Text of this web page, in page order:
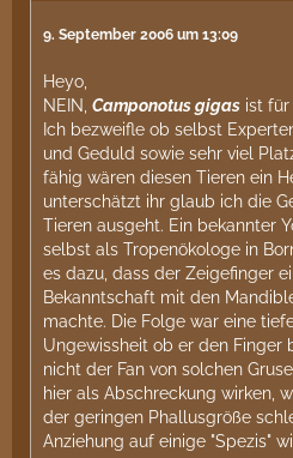
9. September 2006 um 13:09
Heyo,
NEIN, Camponotusgigas ist
Ich bezweifle ob selbst
und Geduld sowie sehr viel
fähig wären diesen Tieren ein
unterschätzt ihr glaub ich die
Tieren ausgeht. Ein bekannter
selbst als Tropenökologe in
es dazu, dass der Zeigefinger
Bekanntschaft mit den
machte. Die Folge war eine
Ungewissheit ob er den Finger
nicht der Fan von solchen
hier als Abschreckung wirken,
der geringen Phallusgröße
Anziehung auf einige "Spezis"